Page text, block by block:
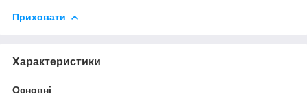
Приховати
Характеристики
Основні